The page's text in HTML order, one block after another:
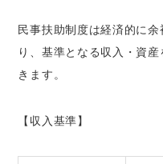
民事扶助制度は経済的に
り、基準となる収入・資
きます。
【収入基準】